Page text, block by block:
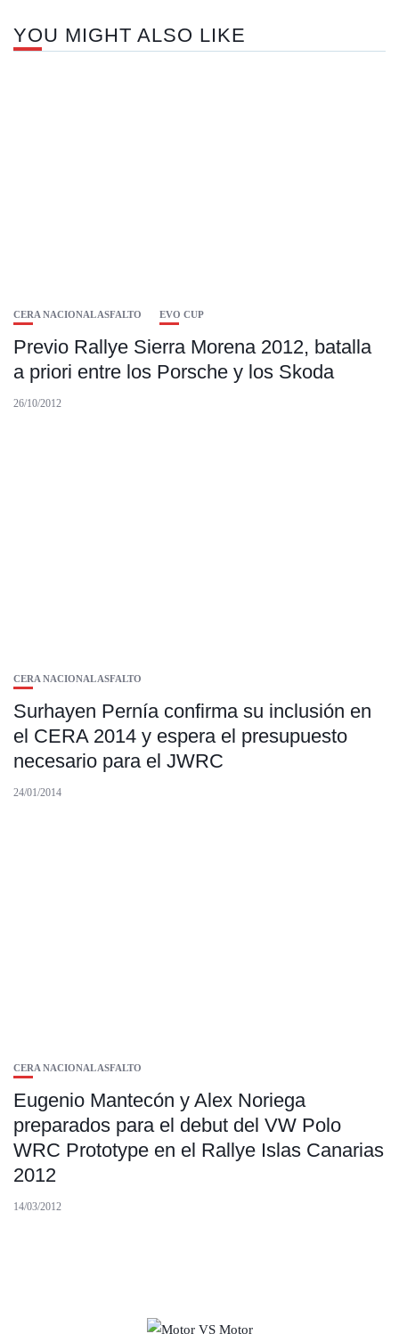
YOU MIGHT ALSO LIKE
CERA NACIONAL ASFALTO EVO CUP
Previo Rallye Sierra Morena 2012, batalla
a priori entre los Porsche y los Skoda
26/10/2012
CERA NACIONAL ASFALTO
Surhayen Pernía confirma su inclusión en
el CERA 2014 y espera el presupuesto
necesario para el JWRC
24/01/2014
CERA NACIONAL ASFALTO
Eugenio Mantecón y Alex Noriega
preparados para el debut del VW Polo
WRC Prototype en el Rallye Islas Canarias
2012
14/03/2012